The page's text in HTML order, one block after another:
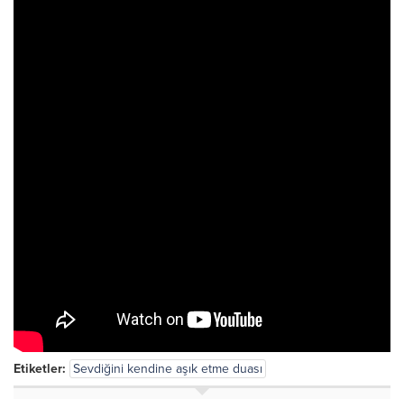
Etiketler: Sevdiğini kendine aşık etme duası